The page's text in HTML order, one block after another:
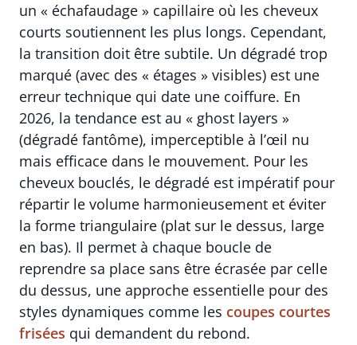
un « échafaudage » capillaire où les cheveux
courts soutiennent les plus longs. Cependant,
la transition doit être subtile. Un dégradé trop
marqué (avec des « étages » visibles) est une
erreur technique qui date une coiffure. En
2026, la tendance est au « ghost layers »
(dégradé fantôme), imperceptible à l’œil nu
mais efficace dans le mouvement. Pour les
cheveux bouclés, le dégradé est impératif pour
répartir le volume harmonieusement et éviter
la forme triangulaire (plat sur le dessus, large
en bas). Il permet à chaque boucle de
reprendre sa place sans être écrasée par celle
du dessus, une approche essentielle pour des
styles dynamiques comme les coupes courtes
frisées qui demandent du rebond.